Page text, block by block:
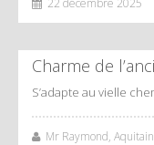
Charme de
S’adapte au vielle
Mr Raymond,